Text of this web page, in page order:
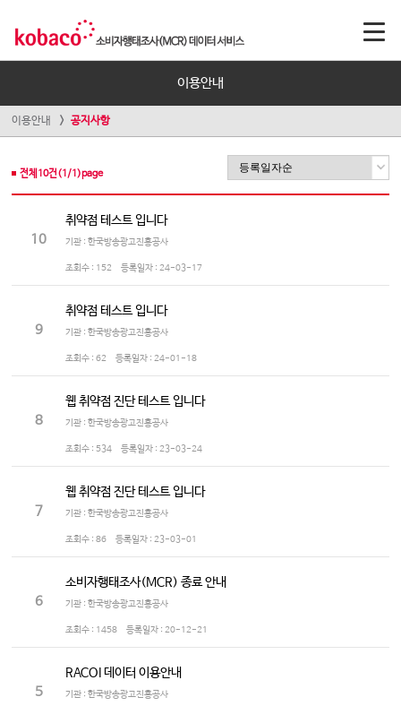
이용안내
이용안내 공지사항
전체 10건(1 /1 )page
10
취약점 테스트 입니다
기관 : 한국방송광고진흥공사
조회수 : 152 등록일자 : 24-03-17
9
취약점 테스트 입니다
기관 : 한국방송광고진흥공사
조회수 : 62 등록일자 : 24-01-18
8
웹 취약점 진단 테스트 입니다
기관 : 한국방송광고진흥공사
조회수 : 534 등록일자 : 23-03-24
7
웹 취약점 진단 테스트 입니다
기관 : 한국방송광고진흥공사
조회수 : 86 등록일자 : 23-03-01
6
소비자행태조사(MCR) 종료 안내
기관 : 한국방송광고진흥공사
조회수 : 1458 등록일자 : 20-12-21
5
RACOI 데이터 이용안내
기관 : 한국방송광고진흥공사